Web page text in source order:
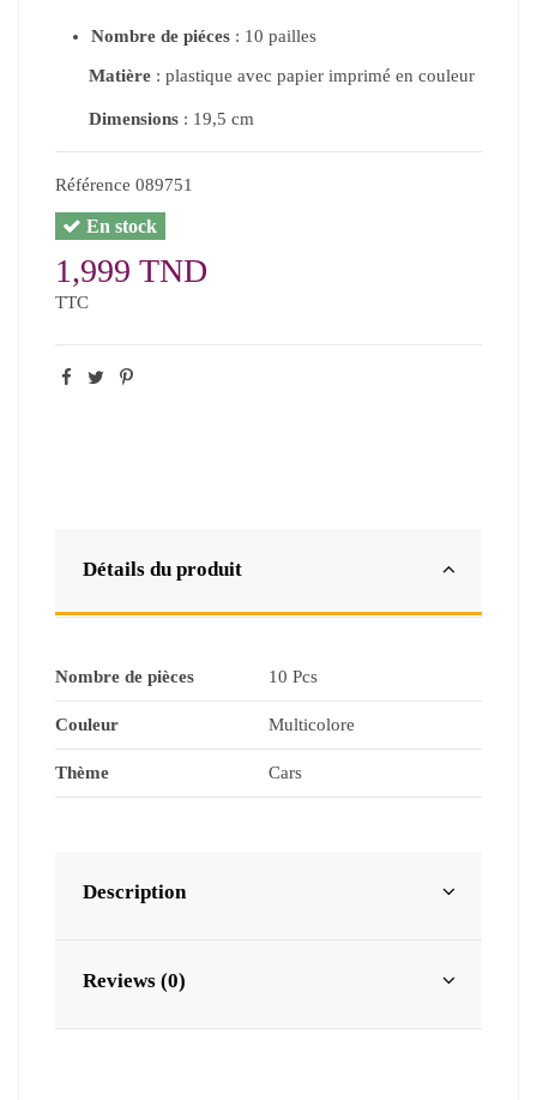
Nombre de piéces : 10 pailles
Matière : plastique avec papier imprimé en couleur
Dimensions : 19,5 cm
Référence 089751
En stock
1,999 TND
TTC
Détails du produit
Nombre de pièces 10 Pcs
Couleur Multicolore
Thème Cars
Description
Reviews (0)